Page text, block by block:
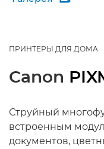
ПРИНТЕРЫ ДЛЯ ДОМА
Canon
Струйный
встроенным
документов,